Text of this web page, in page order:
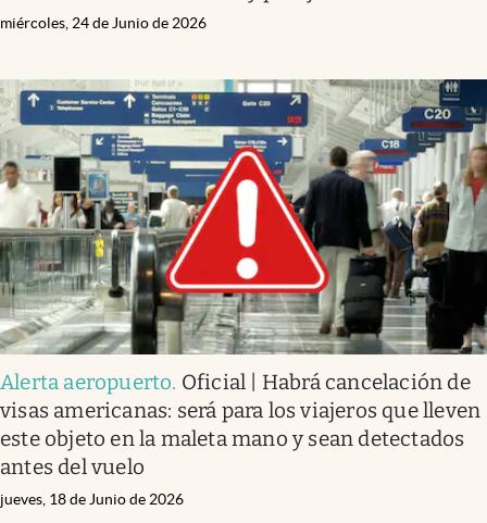
miércoles, 24 de Junio de 2026
Alerta aeropuerto. Oficial | Habrá cancelación de
visas americanas: será para los viajeros que lleven
este objeto en la maleta mano y sean detectados
antes del vuelo
jueves, 18 de Junio de 2026